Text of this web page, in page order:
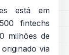
está em
fintechs
milhões de
via